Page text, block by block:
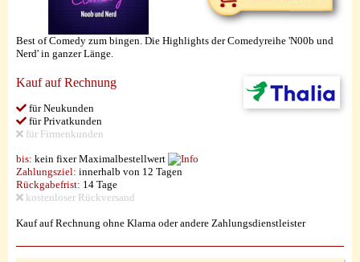
Best of Comedy zum bingen. Die Highlights der Comedyreihe 'N00b und
Nerd' in ganzer Länge.
Kauf auf Rechnung
für Neukunden
für Privatkunden
für Firmenkunden
bis: kein fixer Maximalbestellwert
Zahlungsziel: innerhalb von 12 Tagen
Rückgabefrist: 14 Tage
kostenloser Rückversand
Kauf auf Rechnung ohne Klarna oder andere Zahlungsdienstleister